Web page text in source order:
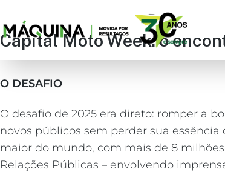
Capital Moto Week: o
O DESAFIO
O desafio de 2025 era direto: romper a
novos públicos sem perder sua
maior do mundo, com mais de 8
Relações Públicas – envolvendo